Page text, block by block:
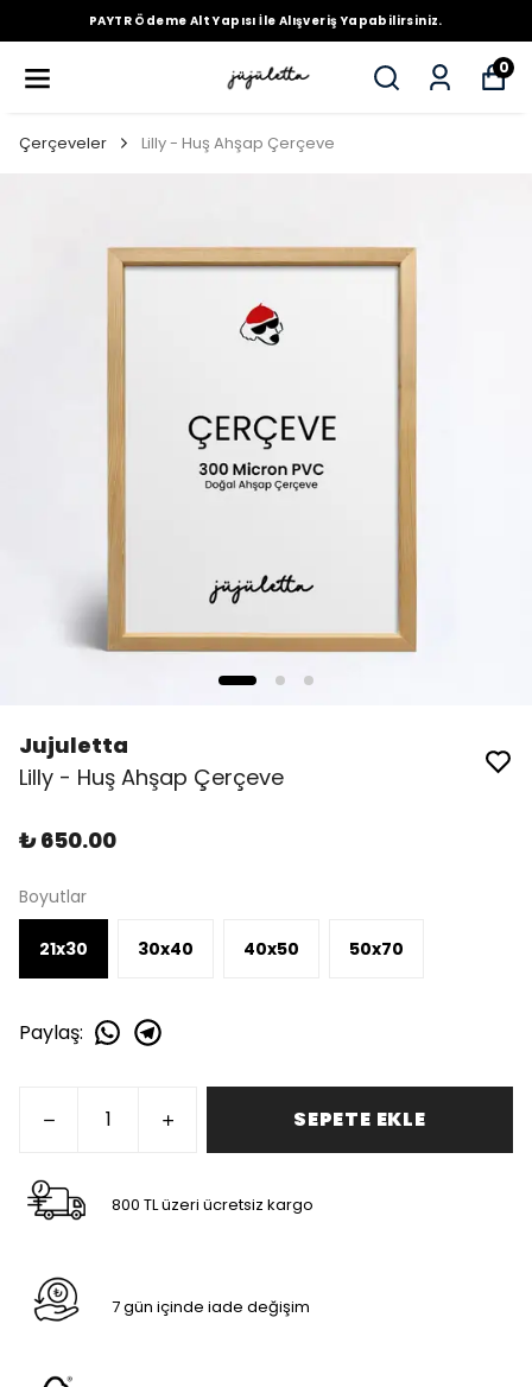
PAYTR Ödeme Alt Yapısı İle Alışveriş Yapabilirsiniz.
0
Çerçeveler Lilly - Huş Ahşap Çerçeve
Jujuletta
Lilly - Huş Ahşap Çerçeve
₺ 650.00
Boyutlar
21x30 30x40 40x50 50x70
Paylaş:
SEPETE EKLE
800 TL üzeri ücretsiz kargo
7 gün içinde iade değişim